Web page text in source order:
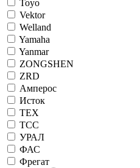
Toyo
Vektor
Welland
Yamaha
Yanmar
ZONGSHEN
ZRD
Амперос
Исток
ТЕХ
ТСС
УРАЛ
ФАС
Фрегат